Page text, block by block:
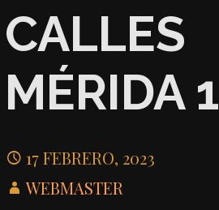
CALLES
MÉRIDA
17 FEBRERO, 2023
WEBMASTER